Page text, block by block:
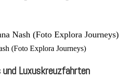
(Foto Explora Journeys)
und Luxuskreuzfahrten